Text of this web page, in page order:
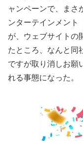
ャンペーンで、まさ
ンターテインメント
が、ウェブサイトの
たところ、なんと同
ですが取り消しお願
れる事態になった。